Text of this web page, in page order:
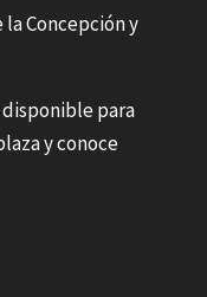
Concepción y
para
y conoce